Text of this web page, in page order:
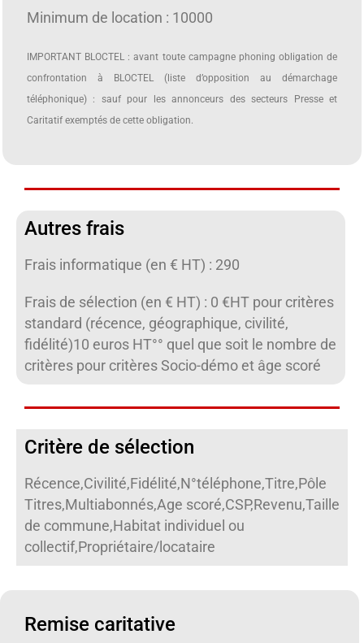
Minimum de location : 10000
IMPORTANT BLOCTEL : avant toute campagne phoning obligation de
confrontation à BLOCTEL (liste d’opposition au démarchage
téléphonique) : sauf pour les annonceurs des secteurs Presse et
Caritatif exemptés de cette obligation.
Autres frais
Frais informatique (en € HT) : 290
Frais de sélection (en € HT) : 0 €HT pour critères
standard (récence, géographique, civilité,
fidélité)10 euros HT°° quel que soit le nombre de
critères pour critères Socio-démo et âge scoré
Critère de sélection
Récence,Civilité,Fidélité,N°téléphone,Titre,Pôle
Titres,Multiabonnés,Age scoré,CSP,Revenu,Taille
de commune,Habitat individuel ou
collectif,Propriétaire/locataire
Remise caritative